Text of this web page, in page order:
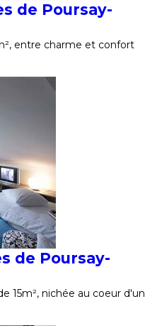
de Poursay-
entre charme et confort
de Poursay-
15m², nichée au coeur d'un